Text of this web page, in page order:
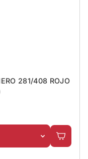
281/408 ROJO